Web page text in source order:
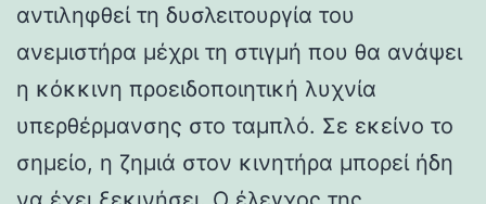
αντιληφθεί τη δυσλειτουργία του
ανεμιστήρα μέχρι τη στιγμή που θα ανάψει
η κόκκινη προειδοποιητική λυχνία
υπερθέρμανσης στο ταμπλό. Σε εκείνο το
σημείο, η ζημιά στον κινητήρα μπορεί ήδη